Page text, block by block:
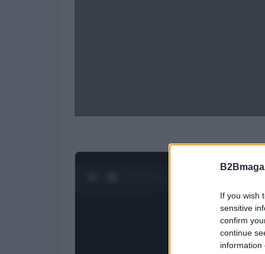
If you wish
sensitive
confirm
continue
information